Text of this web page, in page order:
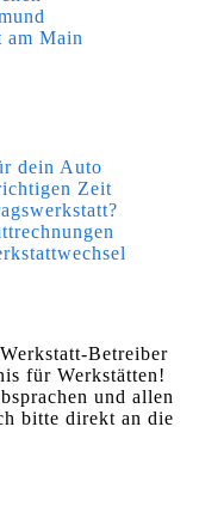
am Main
dein Auto
Zeit
Betreiber
für Werkstätten!
und allen
bitte direkt an die